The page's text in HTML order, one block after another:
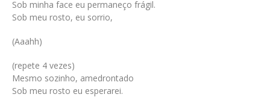
Sob minha face eu permaneço frágil.
Sob meu rosto, eu sorrio,
(Aaahh)
(repete 4 vezes)
Mesmo sozinho, amedrontado
Sob meu rosto eu esperarei.